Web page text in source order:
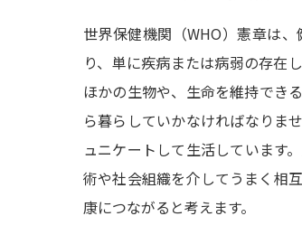
世界保健機関（WHO）憲章は
り、単に疾病または病弱の存在
ほかの生物や、生命を維持でき
ら暮らしていかなければなりま
ュニケートして生活しています
術や社会組織を介してうまく相
康につながると考えます。